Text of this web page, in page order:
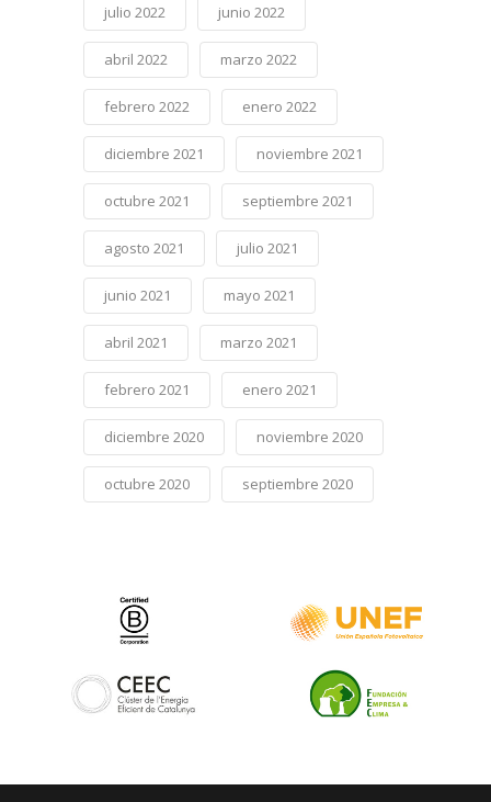
julio 2022 junio 2022
abril 2022 marzo 2022
febrero 2022 enero 2022
diciembre 2021 noviembre 2021
octubre 2021 septiembre 2021
agosto 2021 julio 2021
junio 2021 mayo 2021
abril 2021 marzo 2021
febrero 2021 enero 2021
diciembre 2020 noviembre 2020
octubre 2020 septiembre 2020